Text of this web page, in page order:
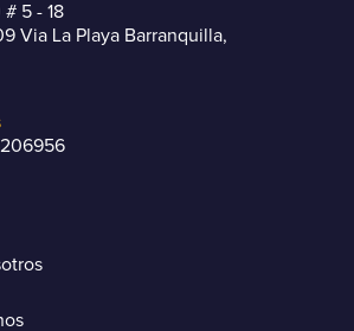
# 5 - 18
Via La Playa Barranquilla,